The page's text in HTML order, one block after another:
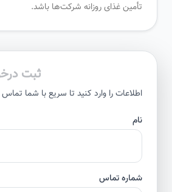
تأمین غذای روزانه شرکت‌ها باشد.
ثبت درخواست
اطلاعات را وارد کنید تا سریع با شما تماس بگیریم.
شماره تماس